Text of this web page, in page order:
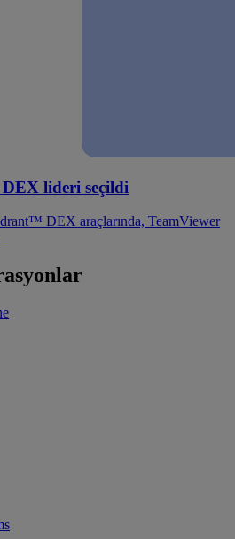
lideri seçildi
DEX araçlarında, TeamViewer